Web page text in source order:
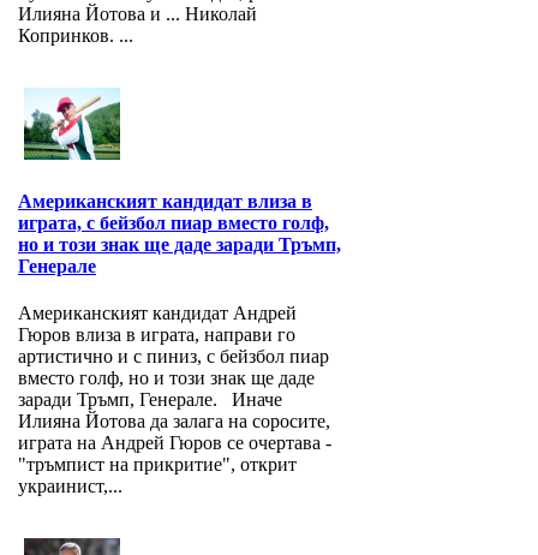
Илияна Йотова и ... Николай
Копринков. ...
Американският кандидат влиза в
играта, с бейзбол пиар вместо голф,
но и този знак ще даде заради Тръмп,
Генерале
Американският кандидат Андрей
Гюров влиза в играта, направи го
артистично и с пиниз, с бейзбол пиар
вместо голф, но и този знак ще даде
заради Тръмп, Генерале. Иначе
Илияна Йотова да залага на соросите,
играта на Андрей Гюров се очертава -
"тръмпист на прикритие", открит
украинист,...